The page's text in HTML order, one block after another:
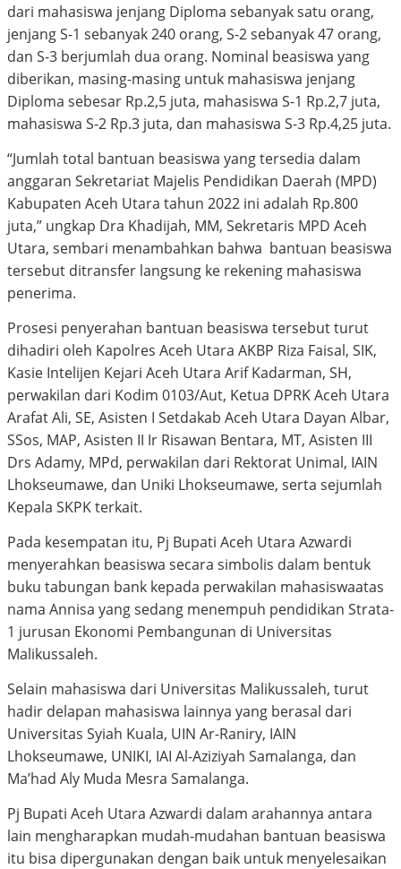
dari mahasiswa jenjang Diploma sebanyak satu orang,
jenjang S-1 sebanyak 240 orang, S-2 sebanyak 47 orang,
dan S-3 berjumlah dua orang. Nominal beasiswa yang
diberikan, masing-masing untuk mahasiswa jenjang
Diploma sebesar Rp.2,5 juta, mahasiswa S-1 Rp.2,7 juta,
mahasiswa S-2 Rp.3 juta, dan mahasiswa S-3 Rp.4,25 juta.
“Jumlah total bantuan beasiswa yang tersedia dalam
anggaran Sekretariat Majelis Pendidikan Daerah (MPD)
Kabupaten Aceh Utara tahun 2022 ini adalah Rp.800
juta,” ungkap Dra Khadijah, MM, Sekretaris MPD Aceh
Utara, sembari menambahkan bahwa bantuan beasiswa
tersebut ditransfer langsung ke rekening mahasiswa
penerima.
Prosesi penyerahan bantuan beasiswa tersebut turut
dihadiri oleh Kapolres Aceh Utara AKBP Riza Faisal, SIK,
Kasie Intelijen Kejari Aceh Utara Arif Kadarman, SH,
perwakilan dari Kodim 0103/Aut, Ketua DPRK Aceh Utara
Arafat Ali, SE, Asisten I Setdakab Aceh Utara Dayan Albar,
SSos, MAP, Asisten II Ir Risawan Bentara, MT, Asisten III
Drs Adamy, MPd, perwakilan dari Rektorat Unimal, IAIN
Lhokseumawe, dan Uniki Lhokseumawe, serta sejumlah
Kepala SKPK terkait.
Pada kesempatan itu, Pj Bupati Aceh Utara Azwardi
menyerahkan beasiswa secara simbolis dalam bentuk
buku tabungan bank kepada perwakilan mahasiswaatas
nama Annisa yang sedang menempuh pendidikan Strata-
1 jurusan Ekonomi Pembangunan di Universitas
Malikussaleh.
Selain mahasiswa dari Universitas Malikussaleh, turut
hadir delapan mahasiswa lainnya yang berasal dari
Universitas Syiah Kuala, UIN Ar-Raniry, IAIN
Lhokseumawe, UNIKI, IAI Al-Aziziyah Samalanga, dan
Ma’had Aly Muda Mesra Samalanga.
Pj Bupati Aceh Utara Azwardi dalam arahannya antara
lain mengharapkan mudah-mudahan bantuan beasiswa
itu bisa dipergunakan dengan baik untuk menyelesaikan